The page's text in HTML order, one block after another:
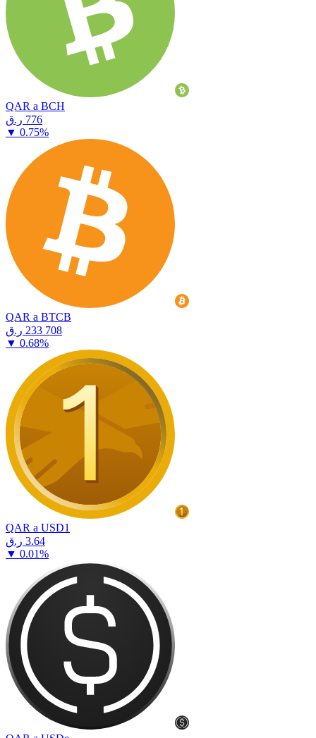
QAR a BCH
⁦ر.ق⁩ 776
▼ 0.75%
QAR a BTCB
⁦ر.ق⁩ 233 708
▼ 0.68%
QAR a USD1
⁦ر.ق⁩ 3.64
▼ 0.01%